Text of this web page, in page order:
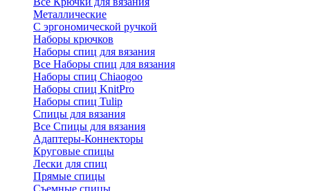
Металлические
С эргономической ручкой
Наборы крючков
Наборы спиц для вязания
Все Наборы спиц для вязания
Наборы спиц Chiaogoo
Наборы спиц KnitPro
Наборы спиц Tulip
Спицы для вязания
Все Спицы для вязания
Адаптеры-Коннекторы
Круговые спицы
Лески для спиц
Прямые спицы
Съемные спицы